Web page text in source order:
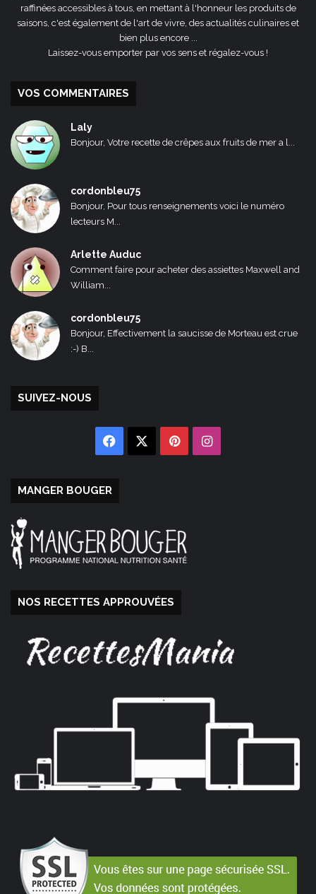
raffinées accessibles à tous, en mettant à l'honneur les produits de
saisons, c'est également de l'art de vivre, des actualités culinaires et
bien plus encore ...
Laissez-vous emporter par vos sens et régalez-vous !
VOS COMMENTAIRES
Laly
Bonjour, Votre recette de crêpes aux fruits de mer a l...
cordonbleu75
Bonjour, Pour tous renseignements voici le numéro
lecteurs M...
Arlette Auduc
Comment faire pour acheter des assiettes Maxwell and
William...
cordonbleu75
Bonjour, Effectivement la saucisse de Morteau est crue
:-) B...
SUIVEZ-NOUS
Facebook PinterestInstagram
MANGER BOUGER
NOS RECETTES APPROUVÉES